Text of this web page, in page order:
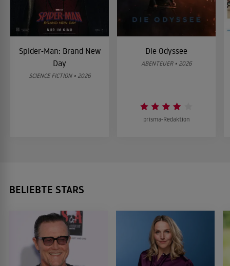
Spider-Man: Brand New
Day
SCIENCE FICTION • 2026
Die Odyssee
ABENTEUER • 2026
prisma-Redaktion
BELIEBTE STARS